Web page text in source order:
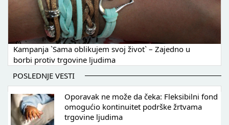
Kampanja `Sama oblikujem svoj život` – Zajedno u
borbi protiv trgovine ljudima
POSLEDNJE VESTI
Oporavak ne može da čeka: Fleksibilni fond
omogućio kontinuitet podrške žrtvama
trgovine ljudima